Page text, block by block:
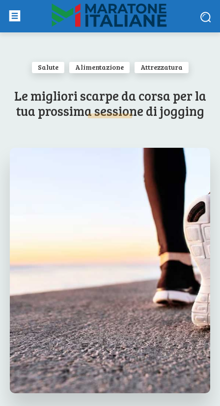
Salute Alimentazione Attrezzatura
Le migliori scarpe da corsa per la
tua prossima sessione di jogging